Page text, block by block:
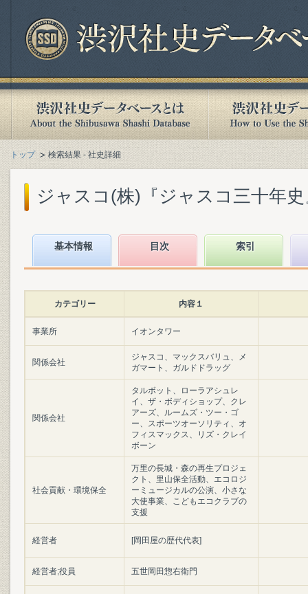
トップ 検索結果 - 社史詳細
ジャスコ(株)『ジャスコ三十年
基本情報 目次 索引
カテゴリー 内容１
事業所 イオンタワー
関係会社
ジャスコ、マックスバリュ、メ
ガマート、ガルドドラッグ
関係会社
タルボット、ローラアシュレ
イ、ザ・ボディショップ、クレ
アーズ、ルームズ・ツー・ゴ
ー、スポーツオーソリティ、オ
フィスマックス、リズ・クレイ
ボーン
社会貢献・環境保全
万里の長城・森の再生プロジェ
クト、里山保全活動、エコロジ
ーミュージカルの公演、小さな
大使事業、こどもエコクラブの
支援
経営者 [岡田屋の歴代代表]
経営者;役員 五世岡田惣右衛門